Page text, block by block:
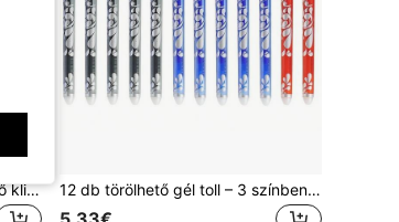
2/3 db-os asztali kábelrendező klipszek, öntapadós kábelrendező asztalhoz, éjjeliszekrényhez, falhoz, autóhoz, kollégiumi szobához és irodához, aranyos fejhallgató kábeltartó, fúrás nélküli kábelrögzítések, kábelrendező kiegészítők vissza az iskolába 12 db törölhető gél toll – 3 színben (5 fekete, 5 kék, 2 piros), csipeszcsatlakozóval, 0,5 mm finom hegy, gyors száradó tinta, irodai, diákoknak és mindennapi használatra, ergonómikus fogás, sima írás, iskolakezdéshez